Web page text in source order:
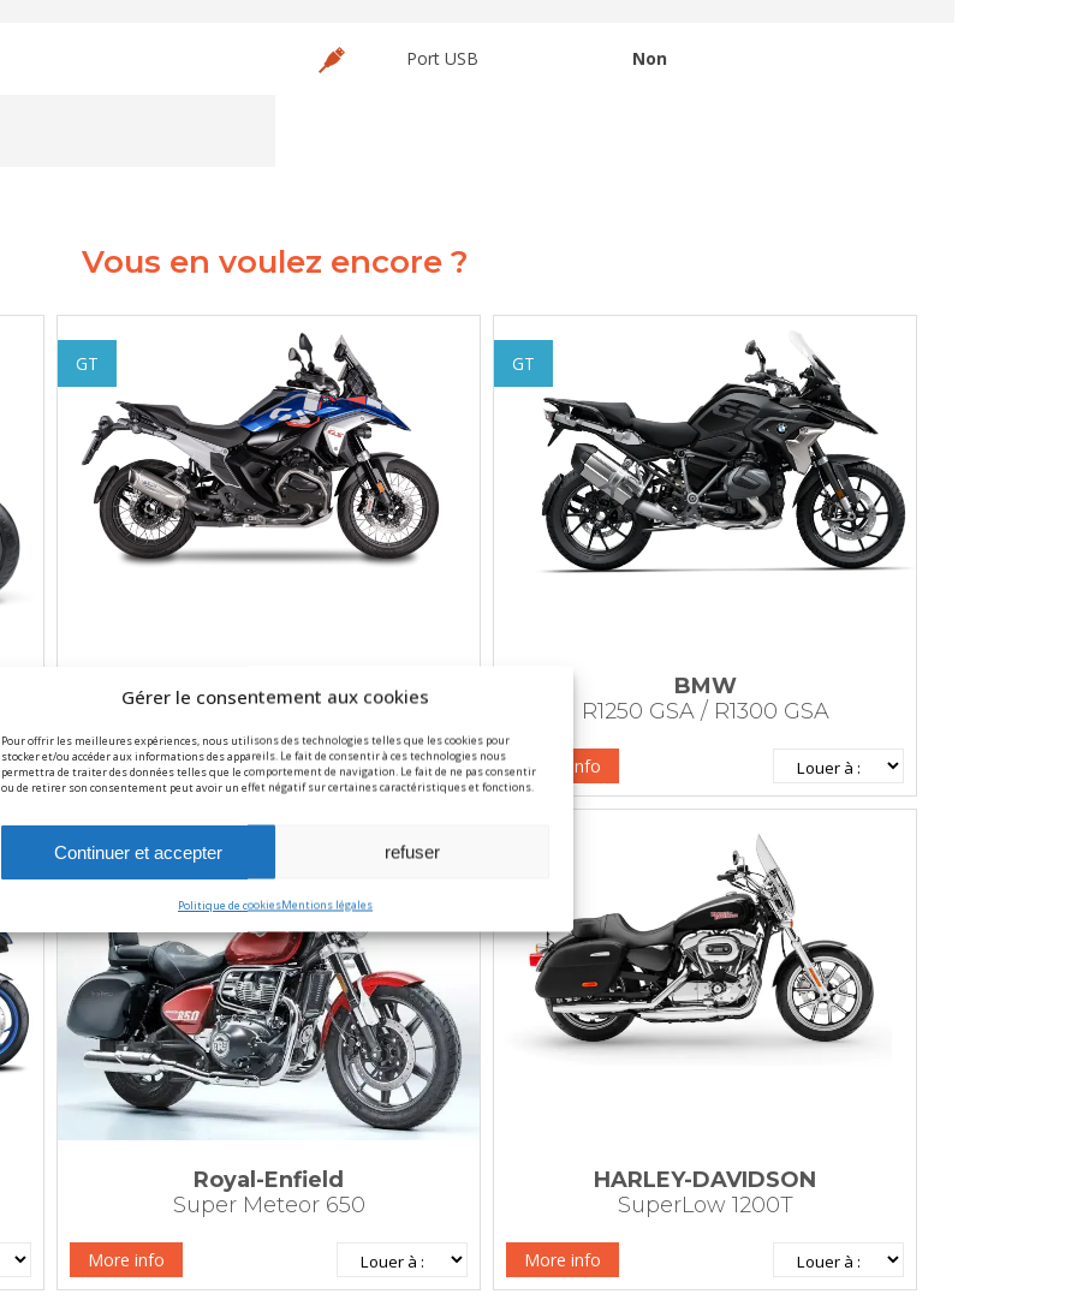
Gérer le consentement aux cookies
Pour offrir les meilleures expériences, nous utilisons des technologies telles que les cookies pour
stocker et/ou accéder aux informations des appareils. Le fait de consentir à ces technologies nous
permettra de traiter des données telles que le comportement de navigation. Le fait de ne pas consentir
ou de retirer son consentement peut avoir un effet négatif sur certaines caractéristiques et fonctions.
Continuer et accepter refuser
Politique de cookiesMentions légales
Port USB Non
Vous en voulez encore ?
GT
BMW
R1300 GS
More info
GT
BMW
R1250 GSA / R1300 GSA
More info
T
Royal-Enfield
Super Meteor 650
More info
HARLEY-DAVIDSON
SuperLow 1200T
More info